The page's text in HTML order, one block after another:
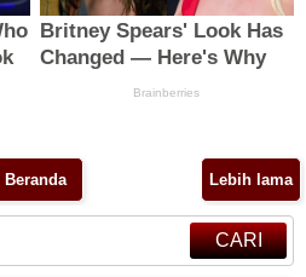
Lebih lama
Beranda
CARI